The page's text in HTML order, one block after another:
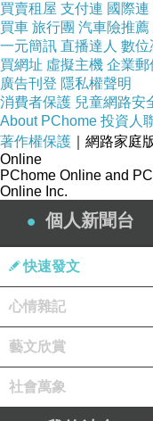
上一篇：小丑雙重瘋
下一篇：電影非常男人/
買賣租屋 支付連 國際連
買車 旅行團 汽車險推薦
一元簡訊 直播達人 數位
買網址 虛擬主機 企業郵
廣告刊登 隱私權聲明
消費者保護 兒童網路安
About PChome 投資人
著作權保護 ｜網路家庭
Online
PChome Online and
Online Inc.
個人新聞台
快速發文
心情雜記
藝文欣賞
社會萬象